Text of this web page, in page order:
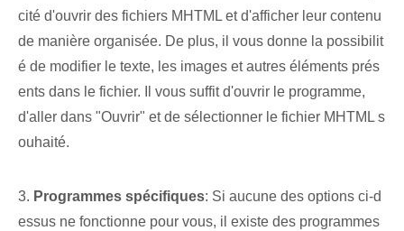
cité d'ouvrir des fichiers MHTML et d'afficher leur contenu
de manière organisée. De plus, il vous donne la possibilit
é de modifier le texte, les images et autres éléments prés
ents dans le fichier. Il vous suffit d'ouvrir le programme,
d'aller dans "Ouvrir" et de sélectionner le fichier MHTML s
ouhaité.
3. Programmes spécifiques: Si aucune des options ci-d
essus ne fonctionne pour vous, il existe des programmes